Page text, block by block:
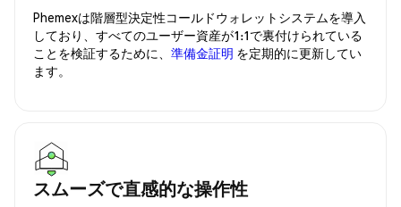
Phemexは階層型決定性コールドウォレットシステムを導入
しており、すべてのユーザー資産が1:1で裏付けられている
ことを検証するために、 準備金証明 を定期的に更新してい
ます。
スムーズで直感的な操作性